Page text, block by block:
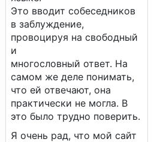
Это вводит собеседников
в заблуждение,
провоцируя на свободный
и
многословный ответ. На
самом же деле понимать,
что ей отвечают, она
практически не могла. В
это было трудно поверить.
Я очень рад, что мой сайт